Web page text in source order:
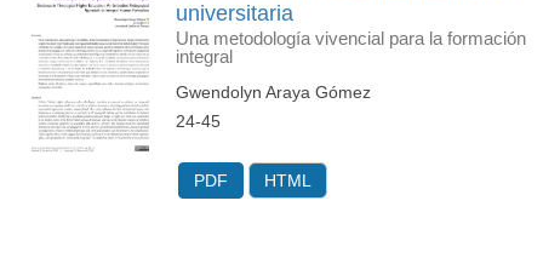
universitaria
Una metodología vivencial para la formación
integral
Gwendolyn Araya Gómez
24-45
PDF HTML